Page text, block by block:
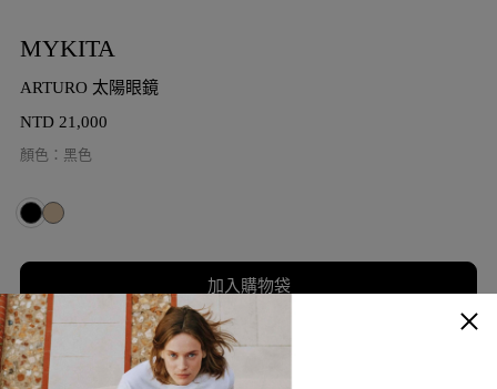
MYKITA
ARTURO 太陽眼鏡
NTD 21,000
顏色 ： 黑色
加入購物袋
加入願望清單